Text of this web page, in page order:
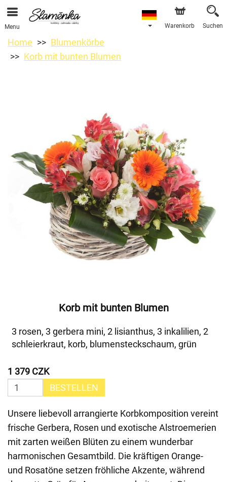
Menu Warenkorb Suchen
Home
Blumenkörbe
Korb mit bunten Blumen
Korb mit bunten Blumen
3 rosen, 3 gerbera mini, 2 lisianthus, 3 inkalilien, 2
schleierkraut, korb, blumensteckschaum, grün
1 379 CZK
BESTELLEN
Unsere liebevoll arrangierte Korbkomposition vereint
frische Gerbera, Rosen und exotische Alstroemerien
mit zarten weißen Blüten zu einem wunderbar
harmonischen Gesamtbild. Die kräftigen Orange-
und Rosatöne setzen fröhliche Akzente, während